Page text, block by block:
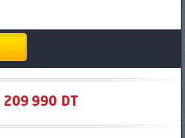
209 990 DT